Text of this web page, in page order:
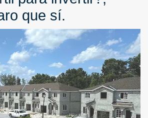
que sí.